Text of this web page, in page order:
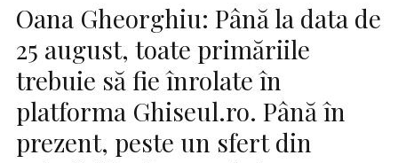
Oana Gheorghiu: Până la data de
25 august, toate primăriile
trebuie să fie înrolate în
platforma Ghiseul.ro. Până în
prezent, peste un sfert din